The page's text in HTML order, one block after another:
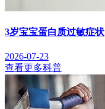
3岁宝宝蛋白质过敏症状
2026-07-23
查看更多科普